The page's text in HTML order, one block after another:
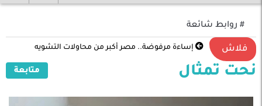
# روابط شائعة
فلاش إساءة مرفوضة.. مصر أكبر من محاولات التشويه
نحت تمثال متابعة